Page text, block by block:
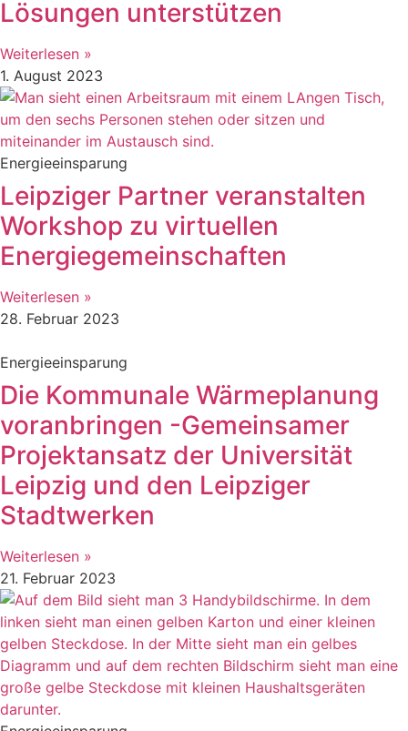
Lösungen unterstützen
Weiterlesen »
1. August 2023
Energieeinsparung
Leipziger Partner veranstalten
Workshop zu virtuellen
Energiegemeinschaften
Weiterlesen »
28. Februar 2023
Energieeinsparung
Die Kommunale Wärmeplanung
voranbringen -Gemeinsamer
Projektansatz der Universität
Leipzig und den Leipziger
Stadtwerken
Weiterlesen »
21. Februar 2023